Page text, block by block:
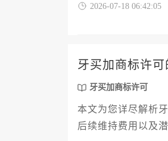
2026-07-18 06:42:05
牙买加商标许
牙买加商标许可
本文为您详尽解析
后续维持费用以及